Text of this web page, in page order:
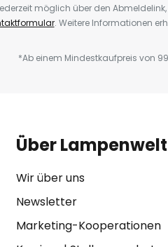
möglich über den
. Weitere Informationen
*Ab einem Mindestkaufpreis von
Über
Wir über uns
Newsletter
Marketing-Kooperationen